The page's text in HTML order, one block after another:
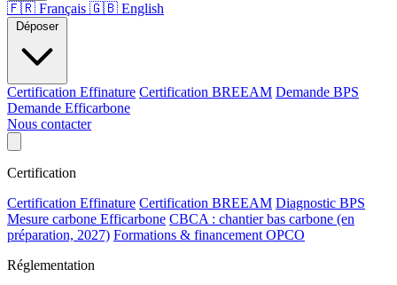
🇫🇷 Français 🇬🇧 English
Déposer
Certification Effinature Certification BREEAM Demande BPS
Demande Efficarbone
Nous contacter
Certification
Certification Effinature Certification BREEAM Diagnostic BPS
Mesure carbone Efficarbone CBCA : chantier bas carbone (en
préparation, 2027) Formations & financement OPCO
Réglementation